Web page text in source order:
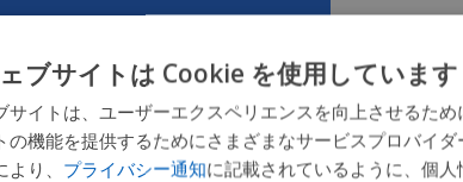
新し
をお
ブサイトは Cookie を使用しています
サイトは、ユーザーエクスペリエンスを向上させるた
の機能を提供するためにさまざまなサービスプロバイ
り、 プライバシー通知に記載されているように、個